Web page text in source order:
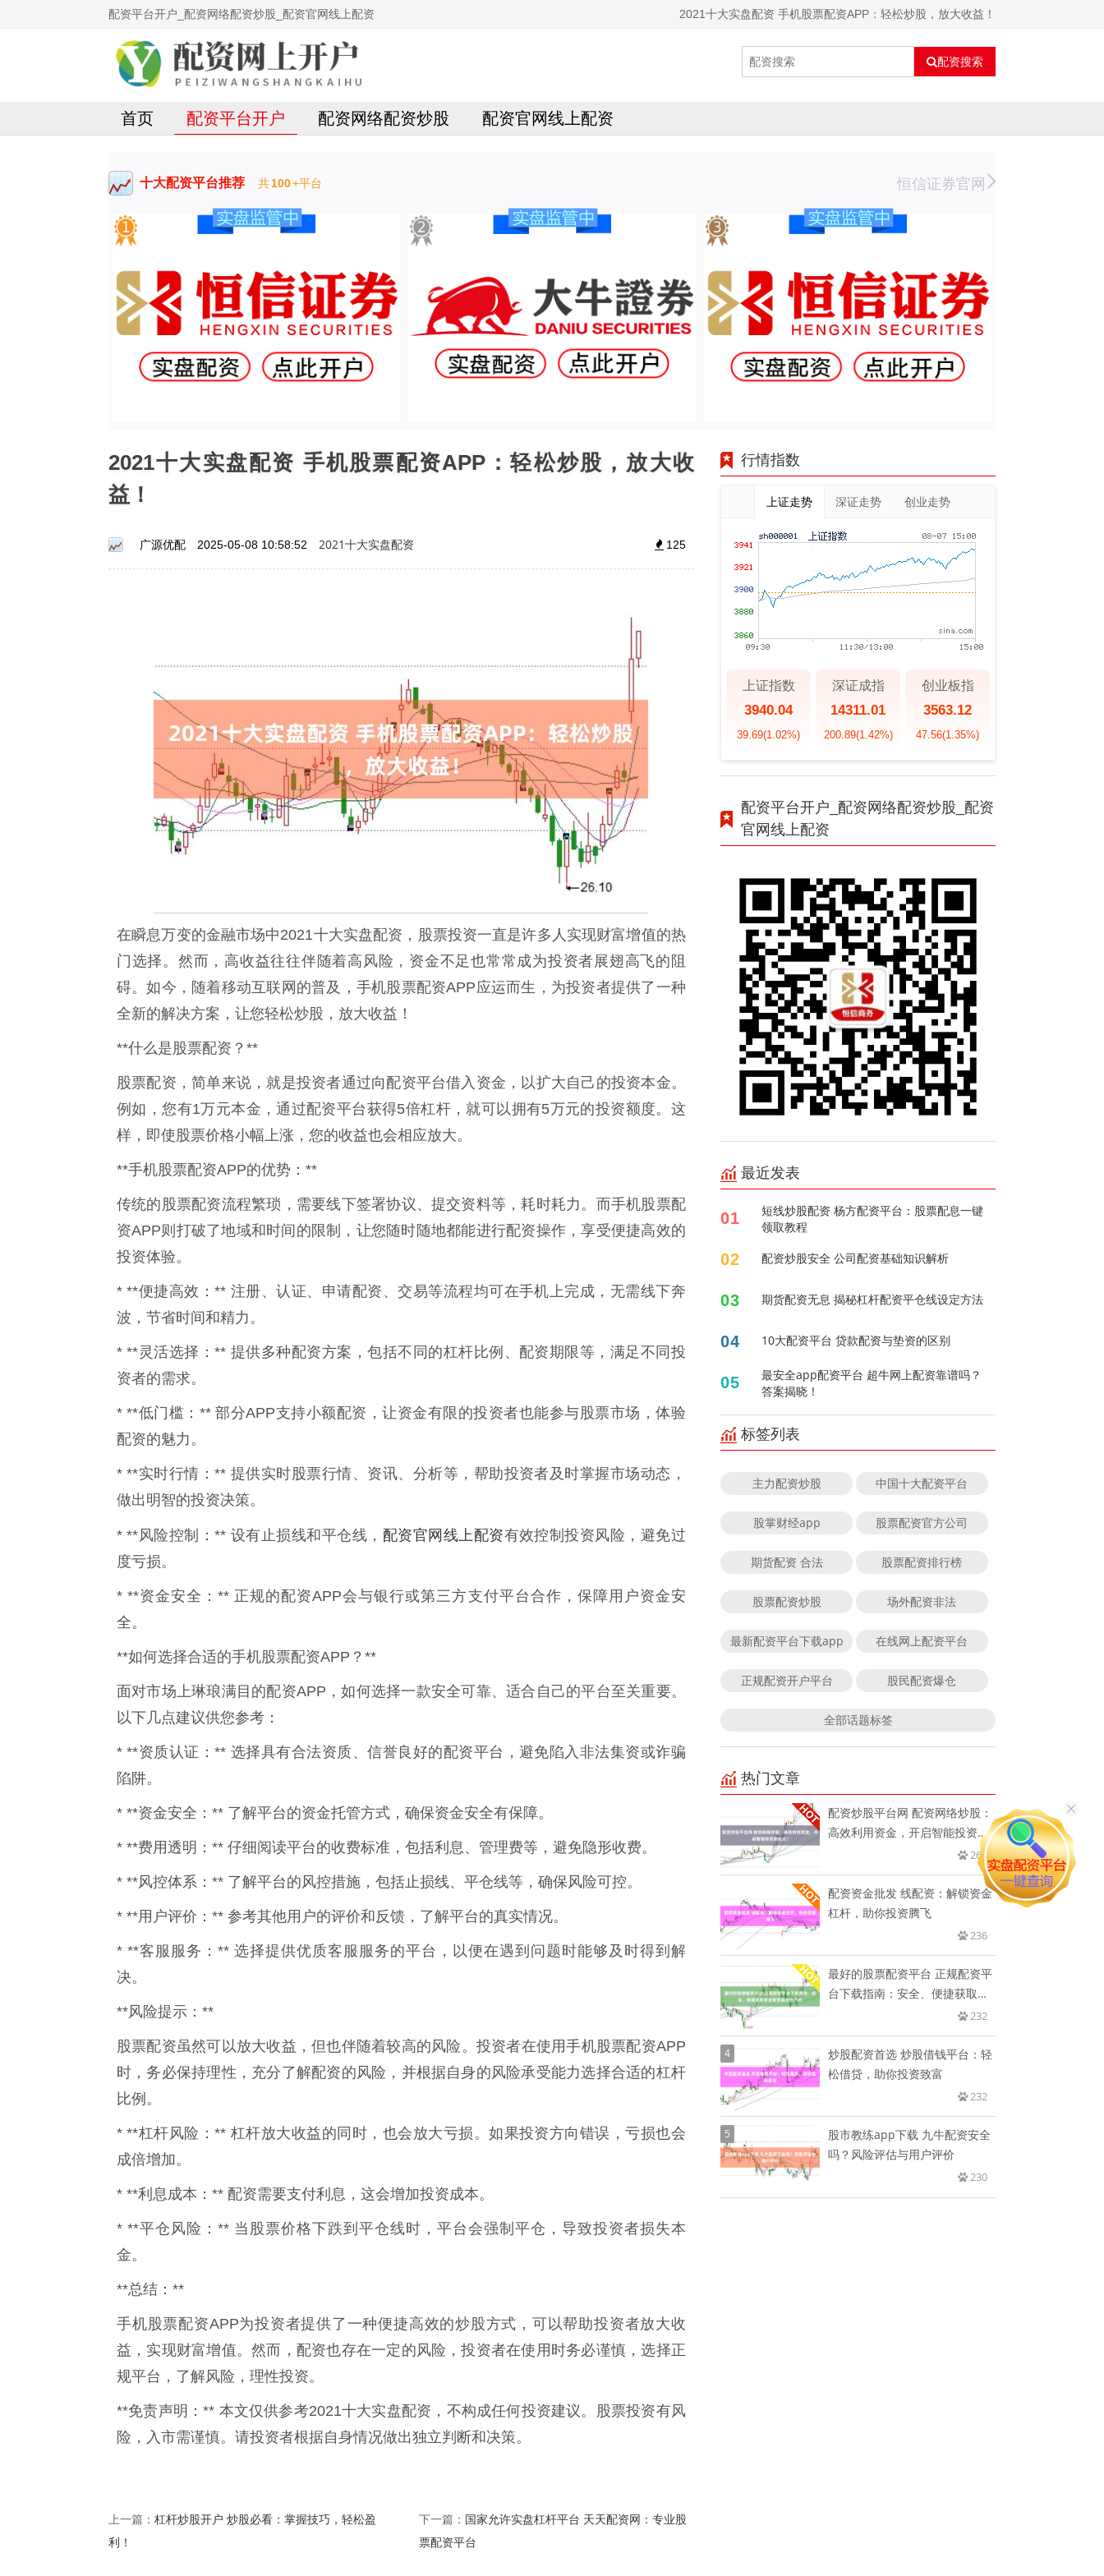
配资平台开户_配资网络配资炒股_配资官网线上配资 2021十大实盘配资 手机股票配资APP：轻松炒股，放大收益！
配资搜索
首页 配资平台开户 配资网络配资炒股 配资官网线上配资
十大配资平台推荐 共100+平台 恒信证券官网
2021十大实盘配资 手机股票配资APP：轻松炒股，放大收
益！
广源优配 2025-05-08 10:58:52 2021十大实盘配资 125
在瞬息万变的金融市场中2021十大实盘配资，股票投资一直是许多人实现财富增值的热
门选择。然而，高收益往往伴随着高风险，资金不足也常常成为投资者展翅高飞的阻
碍。如今，随着移动互联网的普及，手机股票配资APP应运而生，为投资者提供了一种
全新的解决方案，让您轻松炒股，放大收益！
**什么是股票配资？**
股票配资，简单来说，就是投资者通过向配资平台借入资金，以扩大自己的投资本金。
例如，您有1万元本金，通过配资平台获得5倍杠杆，就可以拥有5万元的投资额度。这
样，即使股票价格小幅上涨，您的收益也会相应放大。
**手机股票配资APP的优势：**
传统的股票配资流程繁琐，需要线下签署协议、提交资料等，耗时耗力。而手机股票配
资APP则打破了地域和时间的限制，让您随时随地都能进行配资操作，享受便捷高效的
投资体验。
* **便捷高效：** 注册、认证、申请配资、交易等流程均可在手机上完成，无需线下奔
波，节省时间和精力。
* **灵活选择：** 提供多种配资方案，包括不同的杠杆比例、配资期限等，满足不同投
资者的需求。
* **低门槛：** 部分APP支持小额配资，让资金有限的投资者也能参与股票市场，体验
配资的魅力。
* **实时行情：** 提供实时股票行情、资讯、分析等，帮助投资者及时掌握市场动态，
做出明智的投资决策。
* **风险控制：** 设有止损线和平仓线， 配资官网线上配资有效控制投资风险，避免过
度亏损。
* **资金安全：** 正规的配资APP会与银行或第三方支付平台合作，保障用户资金安
全。
**如何选择合适的手机股票配资APP？**
面对市场上琳琅满目的配资APP，如何选择一款安全可靠、适合自己的平台至关重要。
以下几点建议供您参考：
* **资质认证：** 选择具有合法资质、信誉良好的配资平台，避免陷入非法集资或诈骗
陷阱。
* **资金安全：** 了解平台的资金托管方式，确保资金安全有保障。
* **费用透明：** 仔细阅读平台的收费标准，包括利息、管理费等，避免隐形收费。
* **风控体系：** 了解平台的风控措施，包括止损线、平仓线等，确保风险可控。
* **用户评价：** 参考其他用户的评价和反馈，了解平台的真实情况。
* **客服服务：** 选择提供优质客服服务的平台，以便在遇到问题时能够及时得到解
决。
**风险提示：**
股票配资虽然可以放大收益，但也伴随着较高的风险。投资者在使用手机股票配资APP
时，务必保持理性，充分了解配资的风险，并根据自身的风险承受能力选择合适的杠杆
比例。
* **杠杆风险：** 杠杆放大收益的同时，也会放大亏损。如果投资方向错误，亏损也会
成倍增加。
* **利息成本：** 配资需要支付利息，这会增加投资成本。
* **平仓风险：** 当股票价格下跌到平仓线时，平台会强制平仓，导致投资者损失本
金。
**总结：**
手机股票配资APP为投资者提供了一种便捷高效的炒股方式，可以帮助投资者放大收
益，实现财富增值。然而，配资也存在一定的风险，投资者在使用时务必谨慎，选择正
规平台，了解风险，理性投资。
**免责声明：** 本文仅供参考2021十大实盘配资，不构成任何投资建议。股票投资有风
险，入市需谨慎。请投资者根据自身情况做出独立判断和决策。
上一篇： 杠杆炒股开户 炒股必看：掌握技巧，轻松盈
利！
下一篇： 国家允许实盘杠杆平台 天天配资网：专业股
票配资平台
行情指数
上证走势 深证走势 创业走势
上证指数
3940.04
39.69(1.02%)
深证成指
14311.01
200.89(1.42%)
创业板指
3563.12
47.56(1.35%)
配资平台开户_配资网络配资炒股_配资
官网线上配资
最近发表
01
短线炒股配资 杨方配资平台：股票配息一键
领取教程
02 配资炒股安全 公司配资基础知识解析
03 期货配资无息 揭秘杠杆配资平仓线设定方法
04 10大配资平台 贷款配资与垫资的区别
05
最安全app配资平台 超牛网上配资靠谱吗？
答案揭晓！
标签列表
主力配资炒股 中国十大配资平台
股掌财经app 股票配资官方公司
期货配资 合法 股票配资排行榜
股票配资炒股 场外配资非法
最新配资平台下载app 在线网上配资平台
正规配资开户平台 股民配资爆仓
全部话题标签
热门文章
配资炒股平台网 配资网络炒股：
高效利用资金，开启智能投资新
262
配资资金批发 线配资：解锁资金
杠杆，助你投资腾飞
236
最好的股票配资平台 正规配资平
台下载指南：安全、便捷获取专
232
4
炒股配资首选 炒股借钱平台：轻
松借贷，助你投资致富
232
5
股市教练app下载 九牛配资安全
吗？风险评估与用户评价
230